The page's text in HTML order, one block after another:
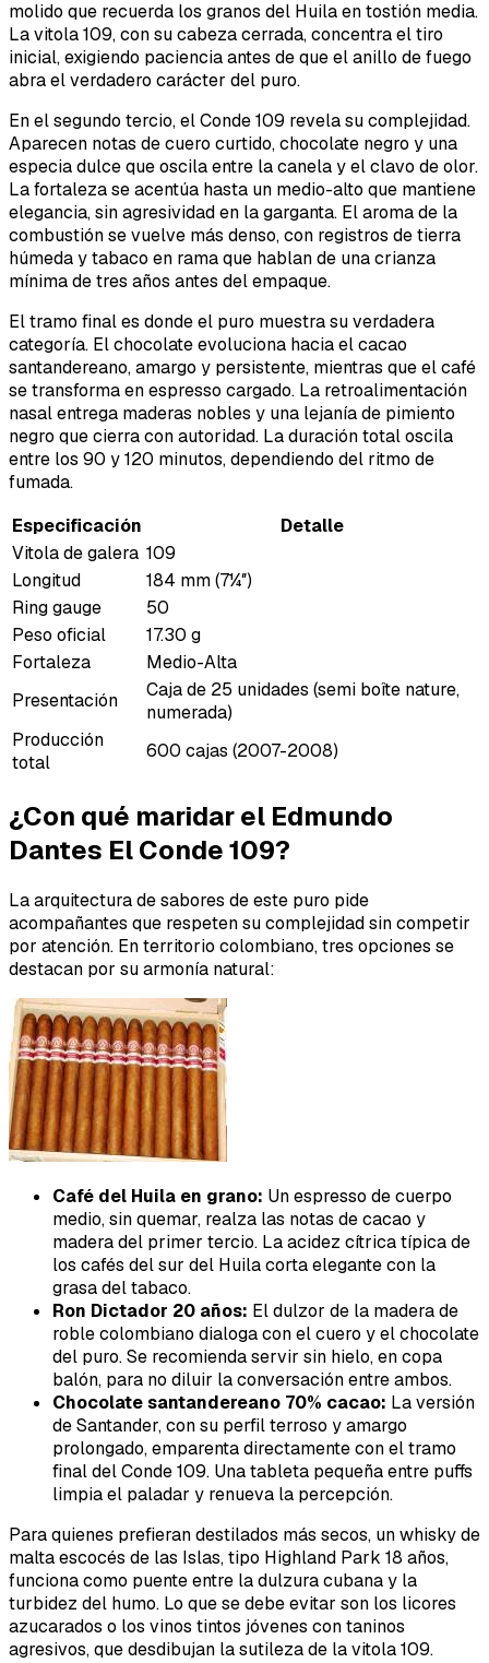
molido que recuerda los granos del Huila en tostión media.
La vitola 109, con su cabeza cerrada, concentra el tiro
inicial, exigiendo paciencia antes de que el anillo de fuego
abra el verdadero carácter del puro.
En el segundo tercio, el Conde 109 revela su complejidad.
Aparecen notas de cuero curtido, chocolate negro y una
especia dulce que oscila entre la canela y el clavo de olor.
La fortaleza se acentúa hasta un medio-alto que mantiene
elegancia, sin agresividad en la garganta. El aroma de la
combustión se vuelve más denso, con registros de tierra
húmeda y tabaco en rama que hablan de una crianza
mínima de tres años antes del empaque.
El tramo final es donde el puro muestra su verdadera
categoría. El chocolate evoluciona hacia el cacao
santandereano, amargo y persistente, mientras que el café
se transforma en espresso cargado. La retroalimentación
nasal entrega maderas nobles y una lejanía de pimiento
negro que cierra con autoridad. La duración total oscila
entre los 90 y 120 minutos, dependiendo del ritmo de
fumada.
Especificación
Detalle
Vitola de galera 109
Longitud
184 mm (7¼″)
Ring gauge
50
Peso oficial
17.30 g
Fortaleza
Medio-Alta
Presentación
Caja de 25 unidades (semi boîte nature,
numerada)
Producción
total
600 cajas (2007-2008)
¿Con qué maridar el Edmundo
Dantes El Conde 109?
La arquitectura de sabores de este puro pide
acompañantes que respeten su complejidad sin competir
por atención. En territorio colombiano, tres opciones se
destacan por su armonía natural:
Café del Huila en grano: Un espresso de cuerpo
medio, sin quemar, realza las notas de cacao y
madera del primer tercio. La acidez cítrica típica de
los cafés del sur del Huila corta elegante con la
grasa del tabaco.
Ron Dictador 20 años: El dulzor de la madera de
roble colombiano dialoga con el cuero y el chocolate
del puro. Se recomienda servir sin hielo, en copa
balón, para no diluir la conversación entre ambos.
Chocolate santandereano 70% cacao: La versión
de Santander, con su perfil terroso y amargo
prolongado, emparenta directamente con el tramo
final del Conde 109. Una tableta pequeña entre puffs
limpia el paladar y renueva la percepción.
Para quienes prefieran destilados más secos, un whisky de
malta escocés de las Islas, tipo Highland Park 18 años,
funciona como puente entre la dulzura cubana y la
turbidez del humo. Lo que se debe evitar son los licores
azucarados o los vinos tintos jóvenes con taninos
agresivos, que desdibujan la sutileza de la vitola 109.